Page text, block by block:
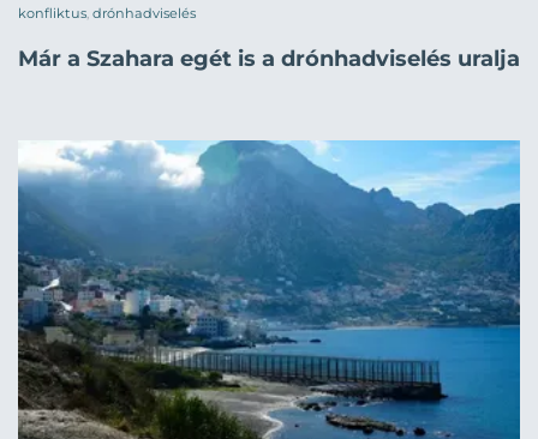
konfliktus drónhadviselés
Már a Szahara egét is a drónhadviselés uralja